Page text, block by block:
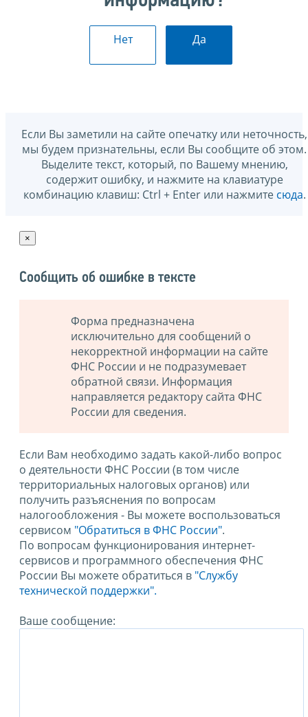
Нет Да
Если Вы заметили на сайте опечатку или неточность,
мы будем признательны, если Вы сообщите об этом.
Выделите текст, который, по Вашему мнению,
содержит ошибку, и нажмите на клавиатуре
комбинацию клавиш: Ctrl + Enter или нажмите сюда.
×
Сообщить об ошибке в тексте
Форма предназначена
исключительно для сообщений о
некорректной информации на сайте
ФНС России и не подразумевает
обратной связи. Информация
направляется редактору сайта ФНС
России для сведения.
Если Вам необходимо задать какой-либо вопрос
о деятельности ФНС России (в том числе
территориальных налоговых органов) или
получить разъяснения по вопросам
налогообложения - Вы можете воспользоваться
сервисом "Обратиться в ФНС России".
По вопросам функционирования интернет-
сервисов и программного обеспечения ФНС
России Вы можете обратиться в "Службу
технической поддержки".
Ваше сообщение: